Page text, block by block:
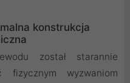
konstrukcja
został starannie
fizycznym wyzwaniom